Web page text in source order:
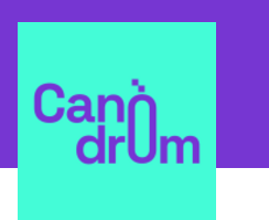
C.O.R.E. / Encuentros